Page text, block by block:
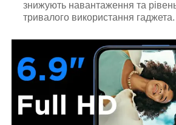
знижують навантаження та
тривалого використання гаджета.